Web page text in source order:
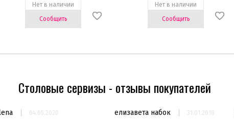
Нет в наличии
Сообщить
Нет в наличии
Сообщить
Столовые сервизы - отзывы покупателей
04.05.2020 елизавета набок 31.01.2018